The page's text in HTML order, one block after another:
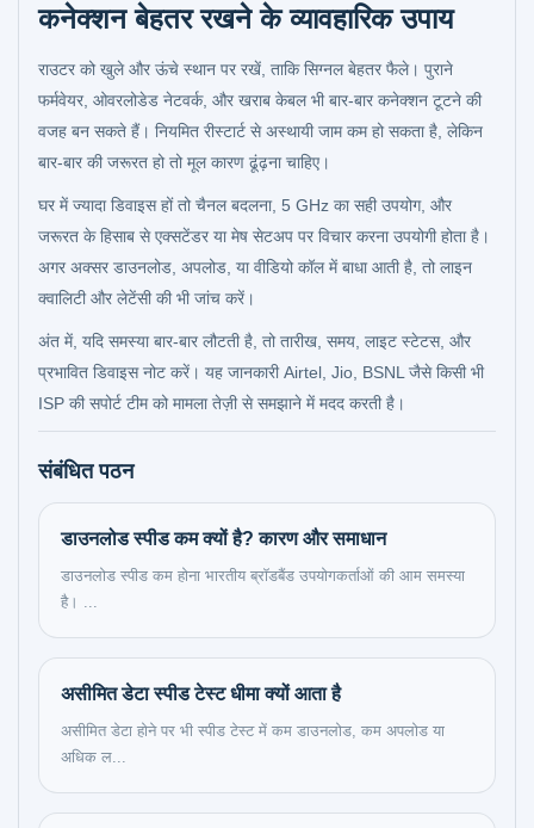
कनेक्शन बेहतर रखने के व्यावहारिक उपाय
राउटर को खुले और ऊंचे स्थान पर रखें, ताकि सिग्नल बेहतर फैले। पुराने
फर्मवेयर, ओवरलोडेड नेटवर्क, और खराब केबल भी बार-बार कनेक्शन टूटने की
वजह बन सकते हैं। नियमित रीस्टार्ट से अस्थायी जाम कम हो सकता है, लेकिन
बार-बार की जरूरत हो तो मूल कारण ढूंढ़ना चाहिए।
घर में ज्यादा डिवाइस हों तो चैनल बदलना, 5 GHz का सही उपयोग, और
जरूरत के हिसाब से एक्सटेंडर या मेष सेटअप पर विचार करना उपयोगी होता है।
अगर अक्सर डाउनलोड, अपलोड, या वीडियो कॉल में बाधा आती है, तो लाइन
क्वालिटी और लेटेंसी की भी जांच करें।
अंत में, यदि समस्या बार-बार लौटती है, तो तारीख, समय, लाइट स्टेटस, और
प्रभावित डिवाइस नोट करें। यह जानकारी Airtel, Jio, BSNL जैसे किसी भी
ISP की सपोर्ट टीम को मामला तेज़ी से समझाने में मदद करती है।
संबंधित पठन
डाउनलोड स्पीड कम क्यों है? कारण और समाधान
डाउनलोड स्पीड कम होना भारतीय ब्रॉडबैंड उपयोगकर्ताओं की आम समस्या
है। ...
असीमित डेटा स्पीड टेस्ट धीमा क्यों आता है
असीमित डेटा होने पर भी स्पीड टेस्ट में कम डाउनलोड, कम अपलोड या
अधिक ल...